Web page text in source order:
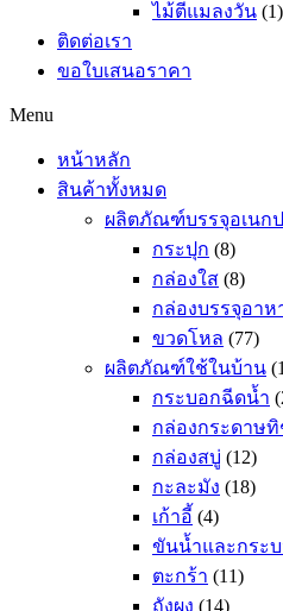
ไม้ตีแมลงวัน (1)
ติดต่อเรา
ขอใบเสนอราคา
Menu
หน้าหลัก
สินค้าทั้งหมด
ผลิตภัณฑ์บรรจุอเนก
กระปุก (8)
กล่องใส (8)
กล่องบรรจุอาห
ขวดโหล (77)
ผลิตภัณฑ์ใช้ในบ้าน
กระบอกฉีดน้ำ
กล่องกระดาษ
กล่องสบู่ (12)
กะละมัง (18)
เก้าอี้ (4)
ขันน้ำและกระ
ตะกร้า (11)
ถังผง (14)